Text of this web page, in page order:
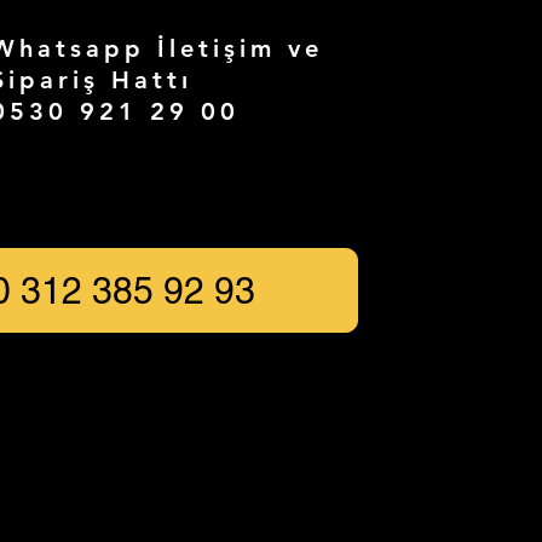
İletişim ve
Hattı
921 29 00
312 385 92 93